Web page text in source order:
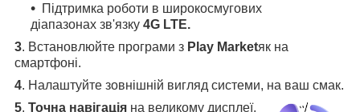
Підтримка роботи в широкосмугових
діапазонах зв'язку 4G LTE.
3. Встановлюйте програми з Play Marketяк на
смартфоні.
4. Налаштуйте зовнішній вигляд системи, на ваш смак.
5. Точна навігація на великому дисплеї.